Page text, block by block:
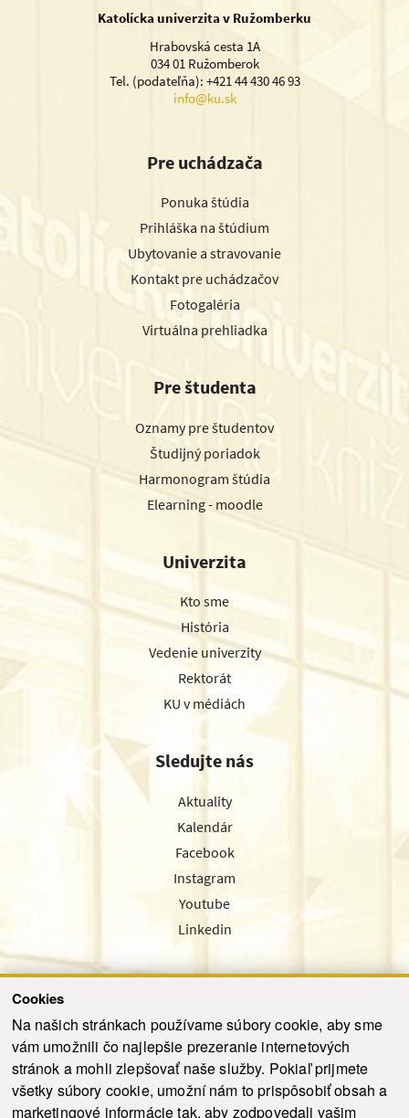
Cookies
Na našich stránkach používame súbory cookie, aby sme
vám umožnili čo najlepšie prezeranie internetových
stránok a mohli zlepšovať naše služby. Pokiaľ prijmete
všetky súbory cookie, umožní nám to prispôsobiť obsah a
marketingové informácie tak, aby zodpovedali vašim
Katolícka univerzita v Ružomberku
Hrabovská cesta 1A
034 01 Ružomberok
Tel. (podateľňa): +421 44 430 46 93
info@ku.sk
Pre uchádzača
Ponuka štúdia
Prihláška na štúdium
Ubytovanie a stravovanie
Kontakt pre uchádzačov
Fotogaléria
Virtuálna prehliadka
Pre študenta
Oznamy pre študentov
Študijný poriadok
Harmonogram štúdia
Elearning - moodle
Univerzita
Kto sme
História
Vedenie univerzity
Rektorát
KU v médiách
Sledujte nás
Aktuality
Kalendár
Facebook
Instagram
Youtube
Linkedin
Odoslať